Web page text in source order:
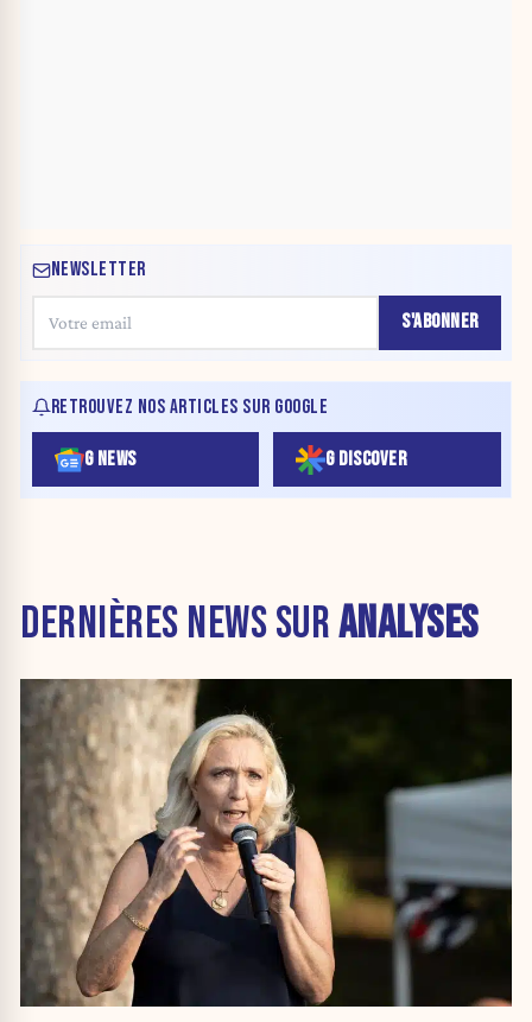
NEWSLETTER
S'ABONNER
RETROUVEZ NOS ARTICLES SUR GOOGLE
G NEWS G DISCOVER
DERNIÈRES NEWS SURANALYSES